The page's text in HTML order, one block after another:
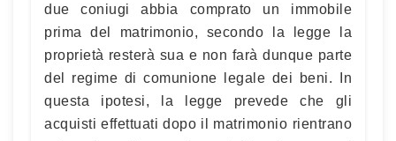
due coniugi abbia comprato un immobile
prima del matrimonio, secondo la legge la
proprietà resterà sua e non farà dunque parte
del regime di comunione legale dei beni. In
questa ipotesi, la legge prevede che gli
acquisti effettuati dopo il matrimonio rientrano